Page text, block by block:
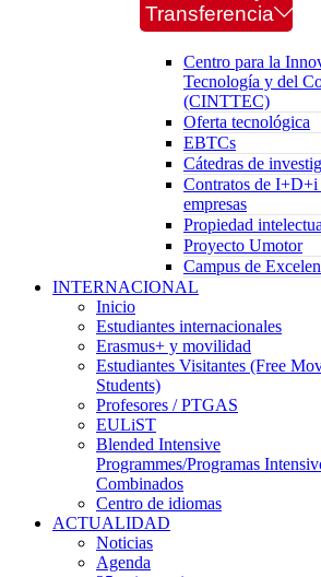
Transferencia
Centro para la
Tecnología y del
(CINTTEC)
Oferta tecnológica
EBTCs
Cátedras de
Contratos de I+D+i
empresas
Propiedad
Proyecto Umotor
Campus de
INTERNACIONAL
Inicio
Estudiantes internacionales
Erasmus+ y movilidad
Estudiantes Visitantes (Free
Students)
Profesores / PTGAS
EULiST
Blended Intensive
Programmes/Programas
Combinados
Centro de idiomas
ACTUALIDAD
Noticias
Agenda